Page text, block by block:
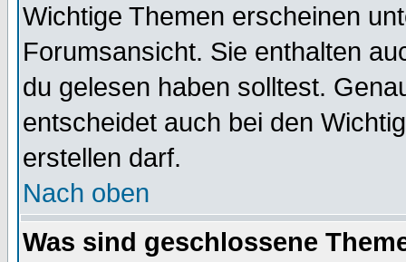
Wichtige Themen erscheinen
Forumsansicht. Sie enthalten
du gelesen haben solltest.
entscheidet auch bei den
erstellen darf.
Nach oben
Was sind geschlossene